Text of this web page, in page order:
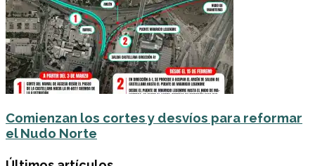
Comienzan los cortes y desvíos para reformar
el Nudo Norte